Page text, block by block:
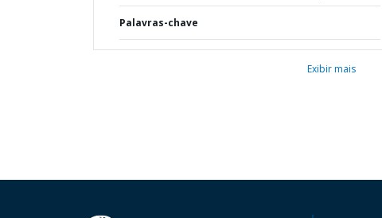
Palavras-chave
Exibir mais